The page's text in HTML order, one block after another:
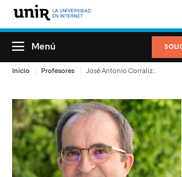
Menú
Inicio Profesores